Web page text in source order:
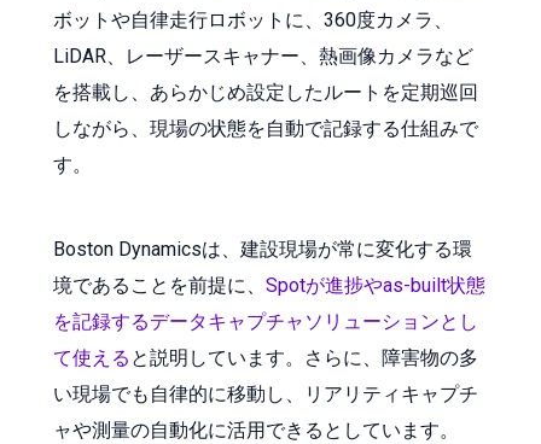
ボットや自律走行ロボットに、360度カメラ、
LiDAR、レーザースキャナー、熱画像カメラなど
を搭載し、あらかじめ設定したルートを定期巡回
しながら、現場の状態を自動で記録する仕組みで
す。
Boston Dynamicsは、建設現場が常に変化する環
境であることを前提に、 Spotが進捗やas-built状態
を記録するデータキャプチャソリューションとし
て使える と説明しています。さらに、障害物の多
い現場でも自律的に移動し、リアリティキャプチ
ャや測量の自動化に活用できるとしています。